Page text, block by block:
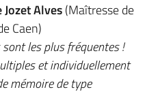
Alves(Maîtresse de
Caen)
les plus fréquentes !
et individuellement
mémoire de type